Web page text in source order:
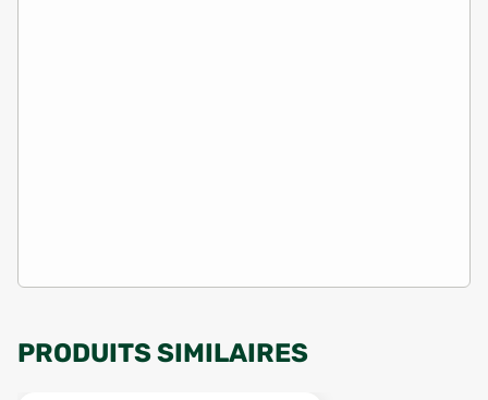
PRODUITS SIMILAIRES